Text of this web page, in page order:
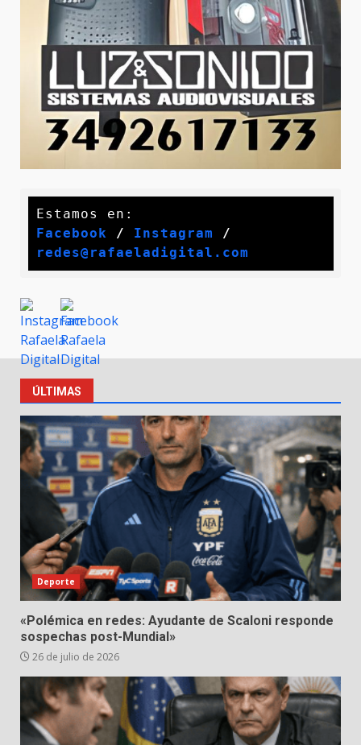
Facebook / Instagram /
redes@rafaeladigital.com
ÚLTIMAS
Deporte
«Polémica en redes: Ayudante de Scaloni responde
sospechas post-Mundial»
26 de julio de 2026